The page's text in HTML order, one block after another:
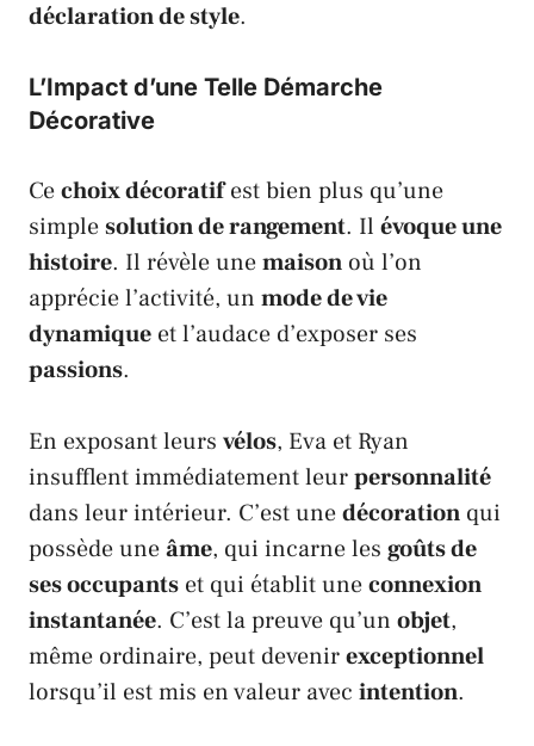
déclaration de style.
L’Impact d’une Telle Démarche
Décorative
Cechoix décoratifest bien plus qu’une
simplesolution de rangement. Il évoque une
histoire. Il révèle unemaison où l’on
apprécie l’activité, un mode de vie
dynamique et l’audace d’exposer ses
passions.
En exposant leurs vélos, Eva et Ryan
insufflent immédiatement leurpersonnalité
dans leur intérieur. C’est unedécoration qui
possède uneâme, qui incarne les goûts de
ses occupants et qui établit uneconnexion
instantanée. C’est la preuve qu’un objet,
même ordinaire, peut devenirexceptionnel
lorsqu’il est mis en valeur avec intention.